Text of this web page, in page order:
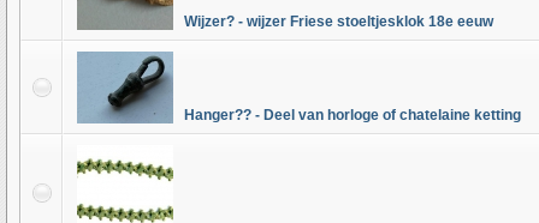
Wijzer? - wijzer Friese stoeltjesklok 18e eeuw
Hanger?? - Deel van horloge of chatelaine ketting